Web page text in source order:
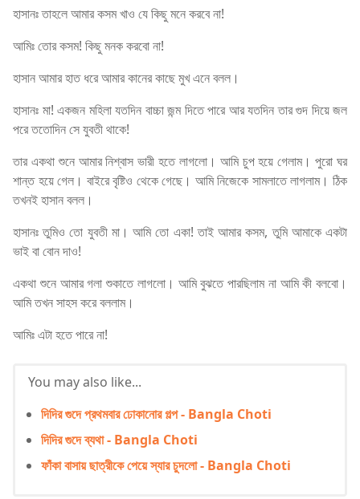
হাসানঃ তাহলে আমার কসম খাও যে কিছু মনে করবে না!
আমিঃ তোর কসম! কিছু মনক করবো না!
হাসান আমার হাত ধরে আমার কানের কাছে মুখ এনে বলল।
হাসানঃ মা! একজন মহিলা যতদিন বাচ্চা জন্ম দিতে পারে আর যতদিন তার গুদ দিয়ে জল
পরে ততোদিন সে যুবতী থাকে!
তার একথা শুনে আমার নিশ্বাস ভারী হতে লাগলো। আমি চুপ হয়ে গেলাম। পুরো ঘর
শান্ত হয়ে গেল। বাইরে বৃষ্টিও থেকে গেছে। আমি নিজেকে সামলাতে লাগলাম। ঠিক
তখনই হাসান বলল।
হাসানঃ তুমিও তো যুবতী মা। আমি তো একা! তাই আমার কসম, তুমি আমাকে একটা
ভাই বা বোন দাও!
একথা শুনে আমার গলা শুকাতে লাগলো। আমি বুঝতে পারছিলাম না আমি কী বলবো।
আমি তখন সাহস করে বললাম।
আমিঃ এটা হতে পারে না!
You may also like...
দিদির গুদে প্রথমবার ঢোকানোর গল্প - Bangla Choti
দিদির গুদে ব্যথা - Bangla Choti
ফাঁকা বাসায় ছাত্রীকে পেয়ে স্যার চুদলো - Bangla Choti